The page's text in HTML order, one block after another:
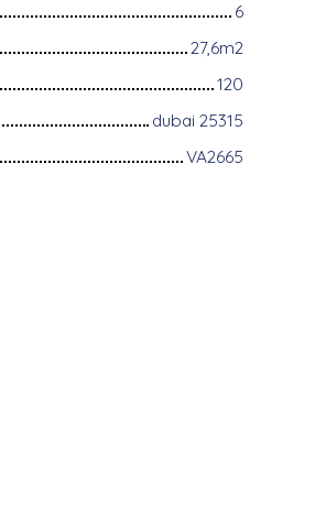
6
27,6m2
120
dubai 25315
VA2665